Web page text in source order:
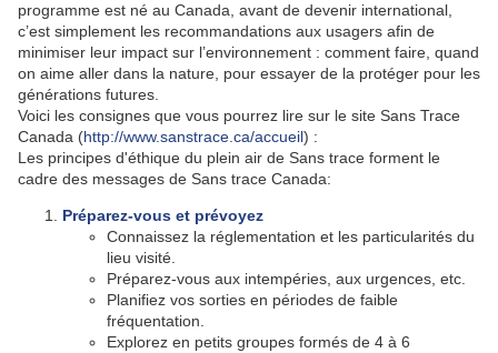
programme est né au Canada, avant de devenir international,
c’est simplement les recommandations aux usagers afin de
minimiser leur impact sur l’environnement : comment faire, quand
on aime aller dans la nature, pour essayer de la protéger pour les
générations futures.
Voici les consignes que vous pourrez lire sur le site Sans Trace
Canada (http://www.sanstrace.ca/accueil) :
Les principes d'éthique du plein air de Sans trace forment le
cadre des messages de Sans trace Canada:
Préparez-vous et prévoyez
Connaissez la réglementation et les particularités du
lieu visité.
Préparez-vous aux intempéries, aux urgences, etc.
Planifiez vos sorties en périodes de faible
fréquentation.
Explorez en petits groupes formés de 4 à 6